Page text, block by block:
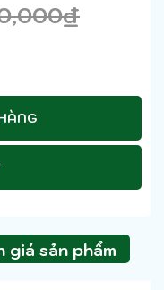
₫
giá sản phẩm